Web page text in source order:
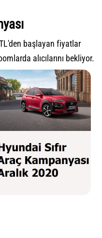
başlayan fiyatlar
alıcılarını bekliyor.